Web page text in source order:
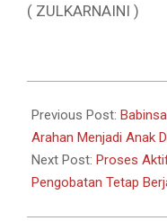
( ZULKARNAINI )
05-
21
Previous Post:
Arahan Menjadi Anak
Next Post: Proses
Pengobatan Tetap